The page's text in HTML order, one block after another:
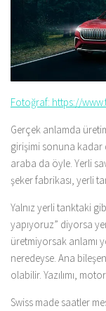
Fotoğraf: https://
Gerçek anlamda
girişimi sonuna kadar
araba da öyle. Yerli
şeker fabrikası, yerli
Yalnız yerli tanktaki
yapıyoruz” diyorsa
üretmiyorsak anlamı
neredeyse. Ana
olabilir. Yazılımı,
Swiss made saatler